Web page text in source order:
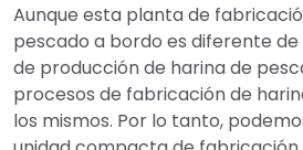
Aunque esta planta de
pescado a bordo es diferente
de producción de harina de
procesos de fabricación de
los mismos. Por lo tanto,